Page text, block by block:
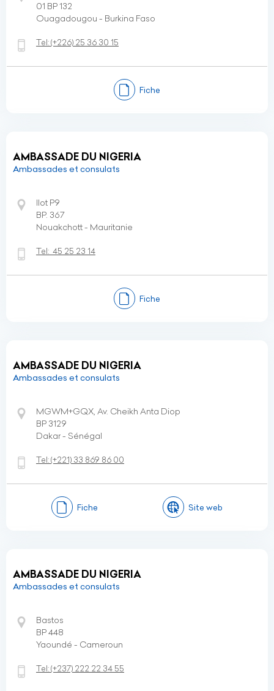
01 BP 132
Ouagadougou - Burkina Faso
Tel:(+226) 25 36 30 15
Fiche
AMBASSADE DU NIGERIA
Ambassades et consulats
Ilot P9
BP. 367
Nouakchott - Mauritanie
Tel: 45 25 23 14
Fiche
AMBASSADE DU NIGERIA
Ambassades et consulats
MGWM+GQX, Av. Cheikh Anta Diop
BP 3129
Dakar - Sénégal
Tel:(+221) 33 869 86 00
Fiche Site web
AMBASSADE DU NIGERIA
Ambassades et consulats
Bastos
BP 448
Yaoundé - Cameroun
Tel:(+237) 222 22 34 55